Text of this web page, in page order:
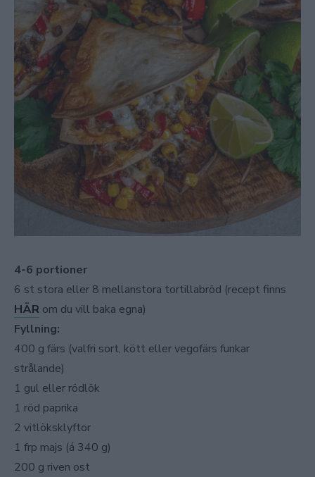
4-6 portioner
6 st stora eller 8 mellanstora tortillabröd (recept finns
HÄR om du vill baka egna)
Fyllning:
400 g färs (valfri sort, kött eller vegofärs funkar
strålande)
1 gul eller rödlök
1 röd paprika
2 vitlöksklyftor
1 frp majs (á 340 g)
200 g riven ost